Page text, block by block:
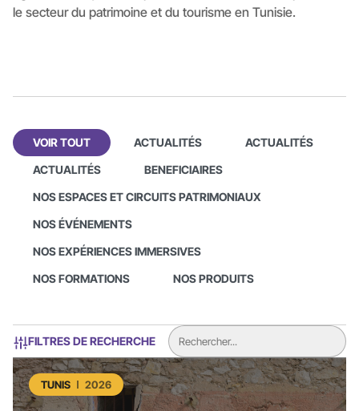
le secteur du patrimoine et du tourisme en Tunisie.
VOIR TOUT ACTUALITÉS
ACTUALITÉS
ACTUALITÉS
BENEFICIAIRES
NOS ESPACES ET CIRCUITS PATRIMONIAUX
NOS ÉVÉNEMENTS
NOS EXPÉRIENCES IMMERSIVES
NOS FORMATIONS
NOS PRODUITS
FILTRES DE RECHERCHE
TUNIS 2026